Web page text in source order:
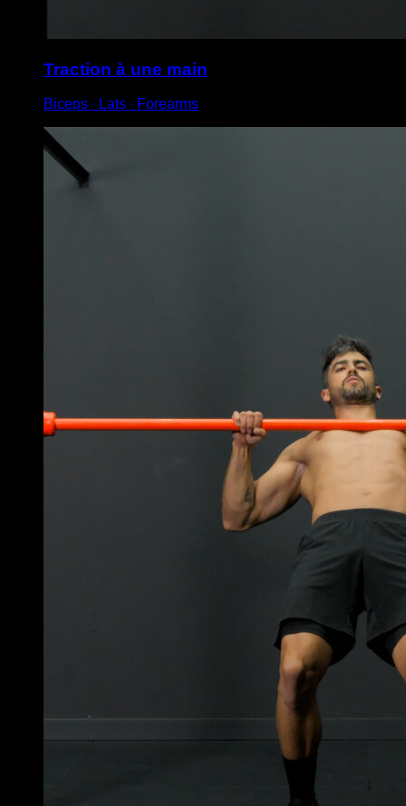
Traction à une main
Biceps ∙ Lats ∙ Forearms